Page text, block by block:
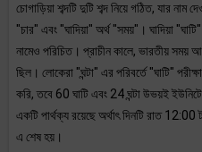
চোগাড়িয়া শব্দটি দুটি শব্দ নিয়ে গঠিত, যার নাম
"চার" এবং "ঘাদিয়া" অর্থ "সময়"। ঘাদিয়া
নামেও পরিচিত। প্রাচীন কালে, ভারতীয় সময়
ছিল। লোকেরা "ঘন্টা" এর পরিবর্তে "ঘাটি"
করি, তবে 60 ঘাটি এবং 24 ঘন্টা উভয়ই
একটি পার্থক্য রয়েছে অর্থাৎ দিনটি রাত
এ শেষ হয়।